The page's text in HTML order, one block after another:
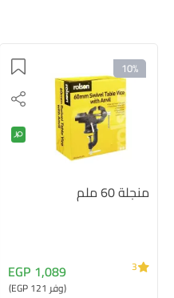
10%
منجلة 60 ملم
1,089 EGP
(وفر 121 EGP)
3